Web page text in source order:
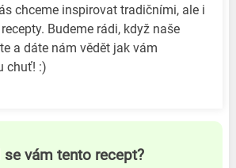
chceme inspirovat tradičními, ale i
Budeme rádi, když naše
a dáte nám vědět jak vám
chuť! :)
se vám tento recept?